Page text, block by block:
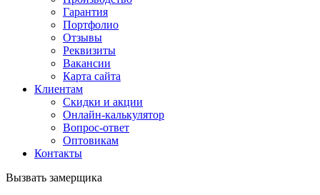
Гарантия
Портфолио
Отзывы
Реквизиты
Вакансии
Карта сайта
Клиентам
Скидки и акции
Онлайн-калькулятор
Вопрос-ответ
Оптовикам
Контакты
Вызвать замерщика